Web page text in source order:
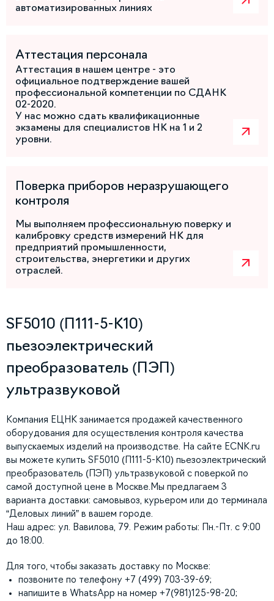
автоматизированных линиях
Аттестация персонала
Аттестация в нашем центре - это
официальное подтверждение вашей
профессиональной компетенции по СДАНК
02-2020.
У нас можно сдать квалификационные
экзамены для специалистов НК на 1 и 2
уровни.
Поверка приборов неразрушающего
контроля
Мы выполняем профессиональную поверку и
калибровку средств измерений НК для
предприятий промышленности,
строительства, энергетики и других
отраслей.
SF5010 (П111-5-К10)
пьезоэлектрический
преобразователь (ПЭП)
ультразвуковой
Компания ЕЦНК занимается продажей качественного
оборудования для осуществления контроля качества
выпускаемых изделий на производстве. На сайте ECNK.ru
вы можете купить SF5010 (П111-5-К10) пьезоэлектрический
преобразователь (ПЭП) ультразвуковой с поверкой по
самой доступной цене в Москве.Мы предлагаем 3
варианта доставки: самовывоз, курьером или до терминала
“Деловых линий” в вашем городе.
Наш адрес: ул. Вавилова, 79. Режим работы: Пн.-Пт. с 9:00
до 18:00.
Для того, чтобы заказать доставку по Москве:
позвоните по телефону +7 (499) 703-39-69;
напишите в WhatsApp на номер +7(981)125-98-20;